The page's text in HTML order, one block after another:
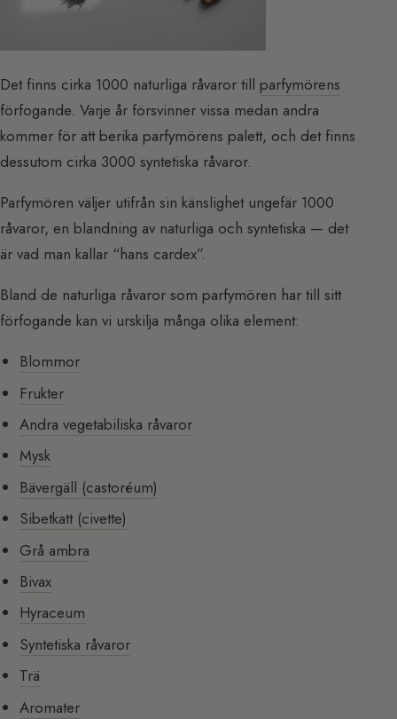
Det finns cirka 1000 naturliga råvaror till parfymörens
förfogande. Varje år försvinner vissa medan andra
kommer för att berika parfymörens palett, och det finns
dessutom cirka 3000 syntetiska råvaror.
Parfymören väljer utifrån sin känslighet ungefär 1000
råvaror, en blandning av naturliga och syntetiska — det
är vad man kallar “hans cardex”.
Bland de naturliga råvaror som parfymören har till sitt
förfogande kan vi urskilja många olika element:
Blommor
Frukter
Andra vegetabiliska råvaror
Mysk
Bävergäll (castoréum)
Sibetkatt (civette)
Grå ambra
Bivax
Hyraceum
Syntetiska råvaror
Trä
Aromater